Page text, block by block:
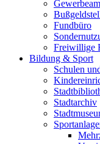
Fundbüro
Freiwillige
Bildung & Sport
Schulen
Stadtarchiv